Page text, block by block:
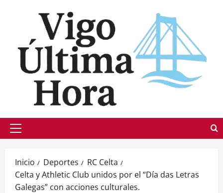
Menú
Inicio Deportes
RC Celta
Celta y Athletic Club unidos por el “Día das Letras
Galegas” con acciones culturales.